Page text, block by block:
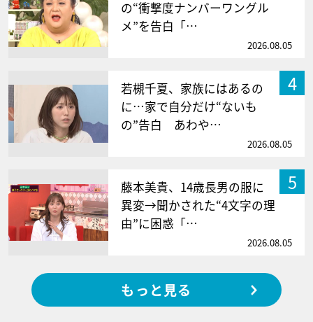
の“衝撃度ナンバーワングル
メ”を告白「…
2026.08.05
4
若槻千夏、家族にはあるの
に…家で自分だけ“ないも
の”告白 あわや…
2026.08.05
5
藤本美貴、14歳長男の服に
異変→聞かされた“4文字の理
由”に困惑「…
2026.08.05
もっと見る